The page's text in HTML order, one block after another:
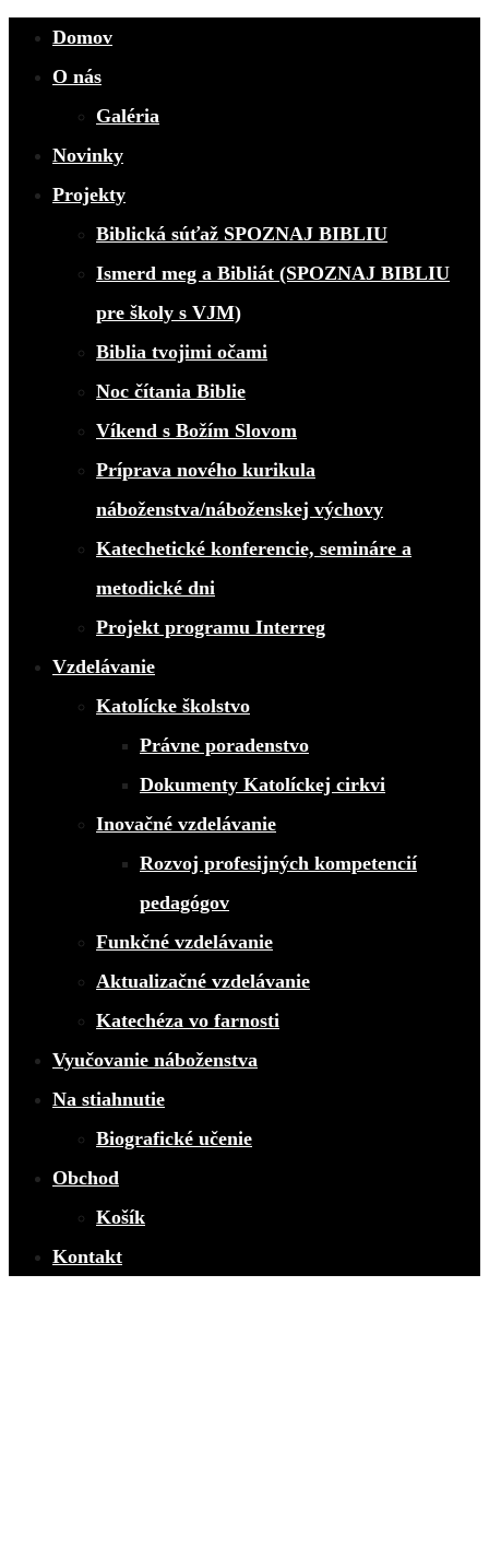
Domov
O nás
Galéria
Novinky
Projekty
Biblická súťaž SPOZNAJ BIBLIU
Ismerd meg a Bibliát (SPOZNAJ BIBLIU
pre školy s VJM)
Biblia tvojimi očami
Noc čítania Biblie
Víkend s Božím Slovom
Príprava nového kurikula
náboženstva/náboženskej výchovy
Katechetické konferencie, semináre a
metodické dni
Projekt programu Interreg
Vzdelávanie
Katolícke školstvo
Právne poradenstvo
Dokumenty Katolíckej cirkvi
Inovačné vzdelávanie
Rozvoj profesijných kompetencií
pedagógov
Funkčné vzdelávanie
Aktualizačné vzdelávanie
Katechéza vo farnosti
Vyučovanie náboženstva
Na stiahnutie
Biografické učenie
Obchod
Košík
Kontakt